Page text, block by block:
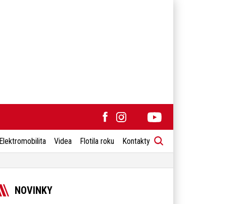
Elektromobilita Videa Flotila roku Kontakty
NOVINKY